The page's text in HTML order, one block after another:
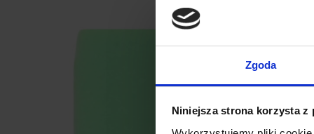
Zgoda
Niniejsza strona korzysta z